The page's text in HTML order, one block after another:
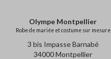
Olympe Montpellier
Robe de mariée et costume sur mesure
3 bis Impasse Barnabé
34000 Montpellier